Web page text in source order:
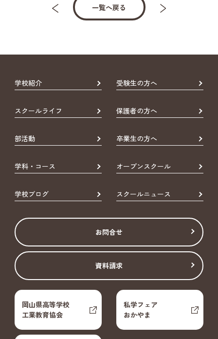
一覧へ戻る
学校紹介 受験生の方へ
スクールライフ 保護者の方へ
部活動 卒業生の方へ
学科・コース オープンスクール
学校ブログ スクールニュース
お問合せ
資料請求
岡山県高等学校
工業教育協会
私学フェア
おかやま